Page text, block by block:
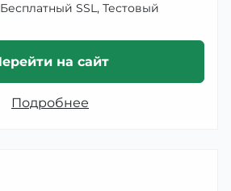
Бесплатный SSL, Тестовый
на сайт
Подробнее